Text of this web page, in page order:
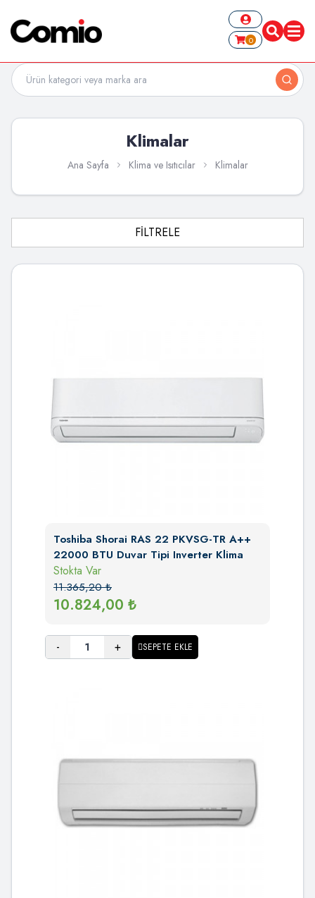
0
Klimalar
Ana Sayfa Klima ve Isıtıcılar Klimalar
FİLTRELE
Toshiba Shorai RAS 22 PKVSG-TR A++
22000 BTU Duvar Tipi Inverter Klima
Stokta Var
11.365,20₺
10.824,00 ₺
- + SEPETE EKLE